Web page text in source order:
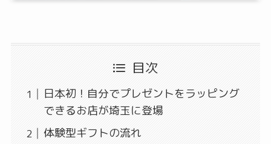
目次
日本初！自分でプレゼントをラッピング
できるお店が埼玉に登場
体験型ギフトの流れ